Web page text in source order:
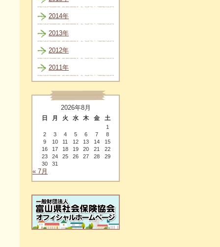
2014年
2013年
2012年
2011年
2026年8月
日 月 火 水 木 金 土
1
2
3 4 5 6 7
8
9
10 11 12 13 14
15
16
17 18 19 20 21
22
23
24 25 26 27 28
29
30
31
« 7月